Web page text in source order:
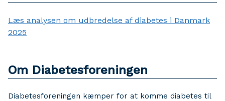
Læs analysen om udbredelse af diabetes i Danmark
2025
Om Diabetesforeningen
Diabetesforeningen kæmper for at komme diabetes til